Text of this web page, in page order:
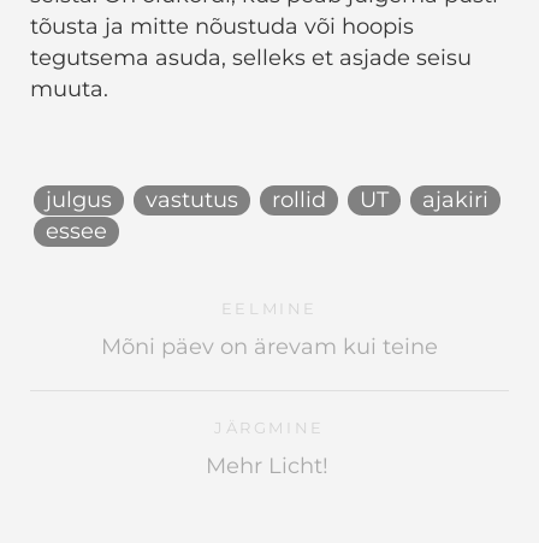
tõusta ja mitte nõustuda või hoopis
tegutsema asuda, selleks et asjade seisu
muuta.
julgus vastutus rollid UT
ajakiri
essee
EELMINE
Mõni päev on ärevam kui teine
JÄRGMINE
Mehr Licht!